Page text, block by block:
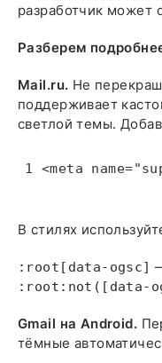
разработчик может
Разберем
Mail.ru. Не
поддерживает
светлой темы.
<meta
В стилях
:root[data-ogsc]
:root:not([data-
Gmail на Android.
тёмные